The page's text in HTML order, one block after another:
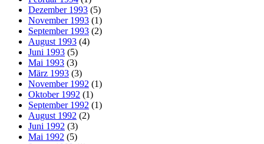
Dezember 1993 (5)
November 1993 (1)
September 1993 (2)
August 1993 (4)
Juni 1993 (5)
Mai 1993 (3)
März 1993 (3)
November 1992 (1)
Oktober 1992 (1)
September 1992 (1)
August 1992 (2)
Juni 1992 (3)
Mai 1992 (5)